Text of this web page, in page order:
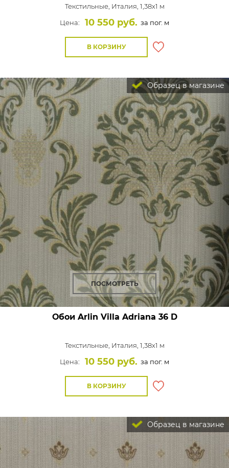
Текстильные, Италия, 1,38x1 м
Цена:
10 550 руб. за пог. м
В КОРЗИНУ
Образец в магазине
ПОСМОТРЕТЬ
Обои Arlin Villa Adriana 36 D
Текстильные, Италия, 1,38x1 м
Цена:
10 550 руб. за пог. м
В КОРЗИНУ
Образец в магазине